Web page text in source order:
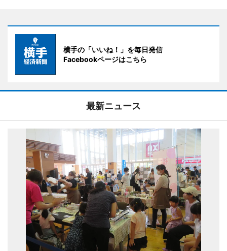
横手の「いいね！」を毎日発信
Facebookページはこちら
最新ニュース